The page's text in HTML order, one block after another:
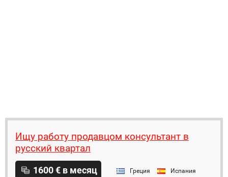
Ищу работу продавцом консультант в
русский квартал
1600 € в месяц Греция
Испания